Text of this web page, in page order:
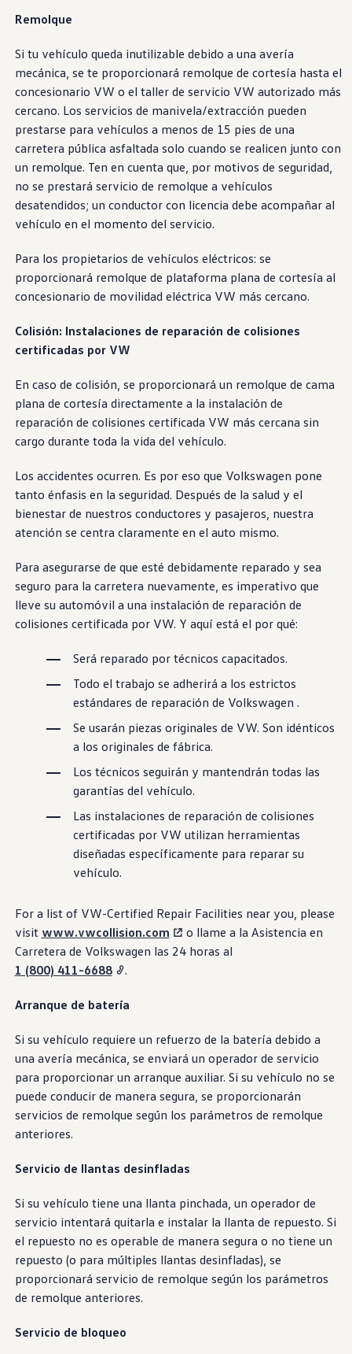
Servicio y mantenimiento
Calendario de mantenimiento
Asistencia en carretera
Reparación de colisiones certificada
Servicio genuino de Volkswagen
Express Service
Cobertura de remolque después del servicio
Servicio de vehículos eléctricos
Financiamiento de servicio y piezas
Piezas y accesorios
Neumáticos y ruedas
Financiación de servicio y piezas
Mi cuenta financiera
Financiación de servicio y piezas
Opciones de intercambio y actualización
Aplicaciones y servicios conectados
Aplicación myVW
Planes y servicios conectados
SiriusXM
Beneficios para propietarios
Programa de accesibilidad para conductores
Beneficios de los vehículos usados certificados
Acerca de VW
Nuestra historia
Marca y comunidad
DriverGear - Ropa y equipo
Nuestra Federación de Fútbol de EE. UU.
Sala de prensa
Moldeado por el pueblo
Ayuda y soporte
Remolque
Si tu vehículo queda inutilizable debido a una avería
mecánica, se te proporcionará remolque de cortesía hasta el
concesionario VW o el taller de servicio VW autorizado más
cercano. Los servicios de manivela/extracción pueden
prestarse para vehículos a menos de 15 pies de una
carretera pública asfaltada solo cuando se realicen junto con
un remolque. Ten en cuenta que, por motivos de seguridad,
no se prestará servicio de remolque a vehículos
desatendidos; un conductorcon licencia debe acompañar al
vehículo en el momento del servicio.
Para los propietarios de vehículos eléctricos: se
proporcionará remolque de plataforma plana de cortesía al
concesionario de movilidad eléctrica VW más cercano.
Colisión: Instalaciones de reparación de colisiones
certificadas por VW
En caso de colisión, se proporcionará un remolque de cama
plana de cortesía directamente a la instalación de
reparación de colisiones certificada VW más cercana sin
cargo durante toda la vida del vehículo.
Los accidentes ocurren. Es por eso que Volkswagen pone
tanto énfasis en la seguridad. Después de la salud y el
bienestar de nuestros conductores y pasajeros, nuestra
atención se centra claramente en el auto mismo.
Para asegurarse de que esté debidamente reparado y sea
seguro para la carretera nuevamente, es imperativo que
lleve su automóvil a una instalación de reparación de
colisiones certificada por VW. Y aquí está el por qué:
Será reparado por técnicos capacitados.
Todo el trabajo se adherirá a los estrictos
estándares de reparación de Volkswagen .
Se usarán piezas originales de VW. Son idénticos
a los originales de fábrica.
Los técnicos seguirán y mantendrán todas las
garantías del vehículo.
Las instalaciones de reparación de colisiones
certificadas por VW utilizan herramientas
diseñadas específicamente para reparar su
vehículo.
For a list of VW-Certified Repair Facilities near you, please
visit www.vwcollision.com
o llame a la Asistencia en
Carretera de Volkswagen las 24 horas al
1 (800) 411-6688
.
Arranque de batería
Si su vehículo requiere un refuerzo de la batería debido a
una avería mecánica, se enviará un operador de servicio
para proporcionar un arranque auxiliar. Si su vehículo no se
puede conducir de manera segura, se proporcionarán
servicios de remolque según los parámetros de remolque
anteriores.
Servicio de llantas desinfladas
Si su vehículo tiene una llanta pinchada, un operador de
servicio intentará quitarla e instalar la llanta de repuesto. Si
el repuesto no es operable de manera segura o no tiene un
repuesto (o para múltiples llantas desinfladas), se
proporcionará servicio de remolque según los parámetros
de remolque anteriores.
Servicio de bloqueo